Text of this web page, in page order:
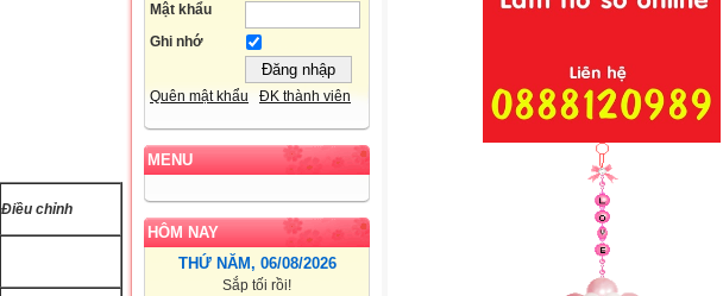
Mật khẩu
Ghi nhớ
Quên mật khẩu ĐK thành viên
MENU
HÔM NAY
THỨ NĂM, 06/08/2026
Sắp tối rồi!
Điều chỉnh